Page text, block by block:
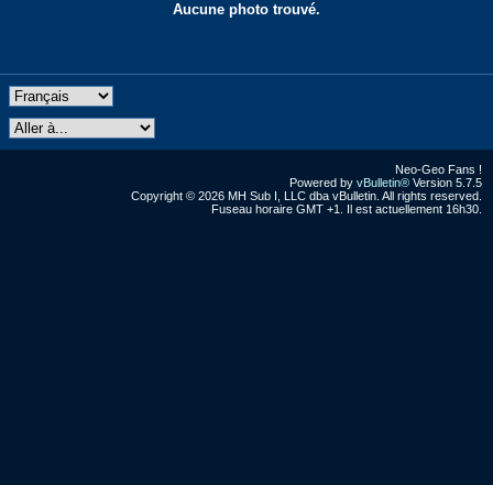
Aucune photo trouvé.
Neo-Geo Fans !
Powered by vBulletin® Version 5.7.5
Copyright © 2026 MH Sub I, LLC dba vBulletin. All rights reserved.
Fuseau horaire GMT +1. Il est actuellement 16h30.